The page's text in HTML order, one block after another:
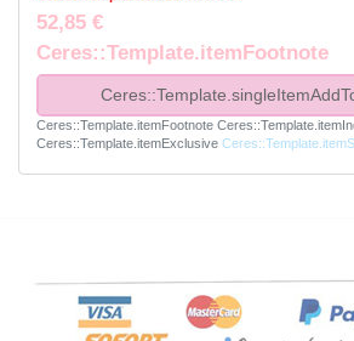
52,85 €
Ceres::Template.itemFootnote
Ceres::Template.itemFootnote
Ceres::Template.itemExclusive